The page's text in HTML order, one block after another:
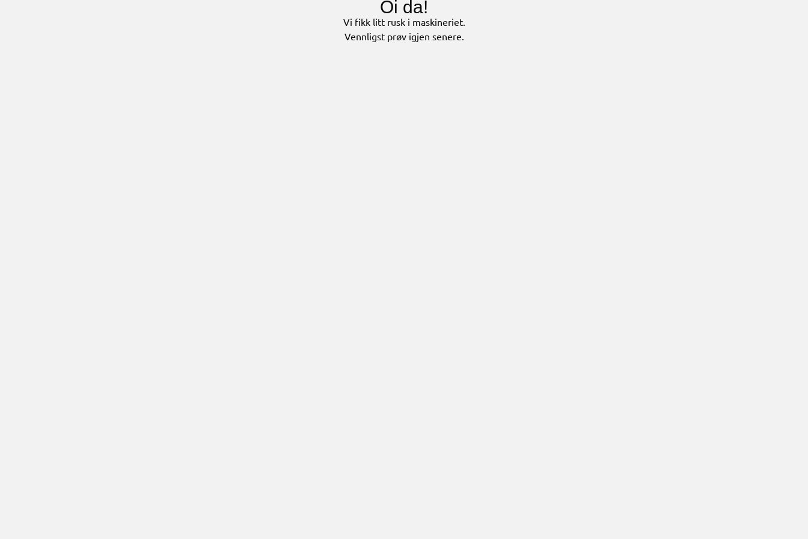
Oi da!
Vi fikk litt rusk i maskineriet.
Vennligst prøv igjen senere.